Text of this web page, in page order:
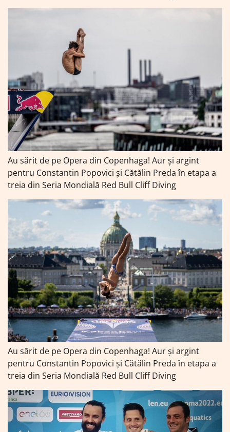
Au sărit de pe Opera din Copenhaga! Aur și argint
pentru Constantin Popovici și Cătălin Preda în etapa a
treia din Seria Mondială Red Bull Cliff Diving
Au sărit de pe Opera din Copenhaga! Aur și argint
pentru Constantin Popovici și Cătălin Preda în etapa a
treia din Seria Mondială Red Bull Cliff Diving